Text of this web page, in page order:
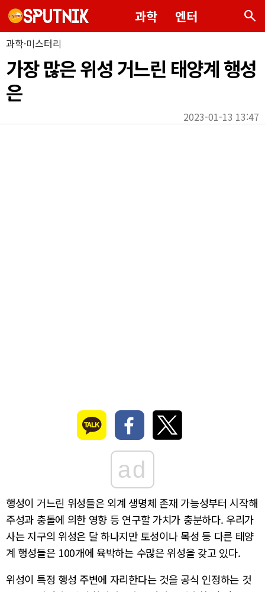
과학 엔터 search
과학·미스터리
가장 많은 위성 거느린 태양계 행성
은
2023-01-13 13:47
ad
행성이 거느린 위성들은 외계 생명체 존재 가능성부터 시작해
주성과 충돌에 의한 영향 등 연구할 가치가 충분하다. 우리가
사는 지구의 위성은 달 하나지만 토성이나 목성 등 다른 태양
계 행성들은 100개에 육박하는 수많은 위성을 갖고 있다.
위성이 특정 행성 주변에 자리한다는 것을 공식 인정하는 것